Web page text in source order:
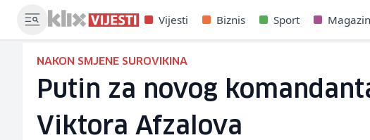
Vijesti Biznis Sport Magazin
NAKON SMJENE SUROVIKINA
Putin za novog
Viktora Afzalova